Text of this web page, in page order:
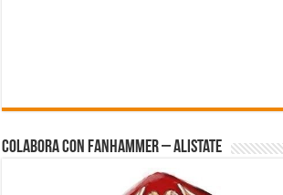
Colabora con FanHammer – Alistate